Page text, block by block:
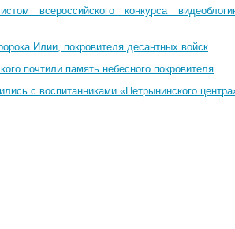
всероссийского конкурса
Илии, покровителя десантных войск
почтили память небесного покровителя
с воспитанниками «Петрынинского